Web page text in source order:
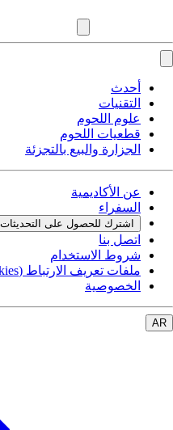
أحدث
التقنيات
علوم اللحوم
قطعيات اللحوم
الجزارة والبيع بالتجزئة
عن الأكاديمية
السفراء
اشترك للحصول على التحديثات
اتصل بنا
شروط الاستخدام
ملفات تعريف الارتباط (Cookies)
الخصوصية
AR